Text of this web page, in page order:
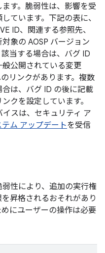
す。脆弱性は、影響を受
ています。下記の表に、
ID、関連する参照先、
対象の AOSP バージョン
該当する場合は、バグ ID
公開されている変更
リンクがあります。複数
は、バグ ID の後に記載
クを設定しています。
スは、セキュリティ ア
ム アップデートを受信
性により、追加の実行権
昇格されるおそれがあり
にユーザーの操作は必要